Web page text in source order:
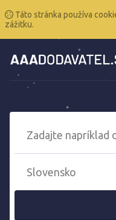
Táto stránka používa
zážitku.